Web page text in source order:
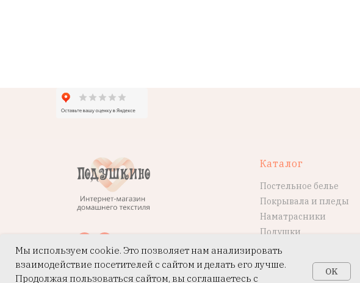
ИП Колодяжная Т.В.
Каталог
Постельное белье
Покрывала и пледы
Наматрасники
Подушки
Мы используем cookie. Это позволяет нам анализировать
взаимодействие посетителей с сайтом и делать его лучше.
Продолжая пользоваться сайтом, вы соглашаетесь с
OK